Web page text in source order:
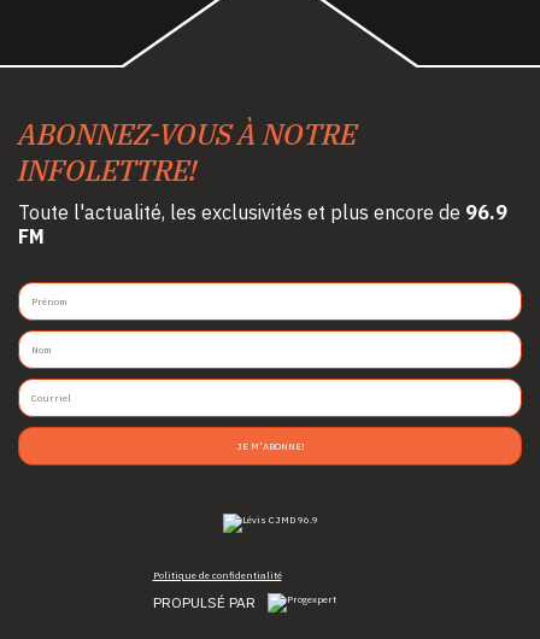
ABONNEZ-VOUS À NOTRE
INFOLETTRE!
Toute l'actualité, les exclusivités et plus encore de 96.9
FM
JE M'ABONNE!
Politique de confidentialité
PROPULSÉ PAR